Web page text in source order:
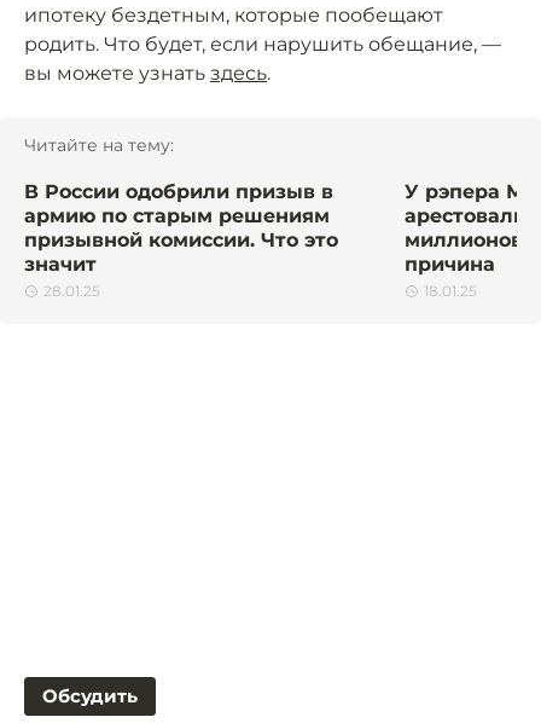
ипотеку бездетным, которые пообещают
родить. Что будет, если нарушить обещание, —
вы можете узнать здесь.
Читайте на тему:
В России одобрили призыв в
армию по старым решениям
призывной комиссии. Что это
значит
28.01.25
У рэпера
арестовали
миллионов
причина
18.01.25
Обсудить